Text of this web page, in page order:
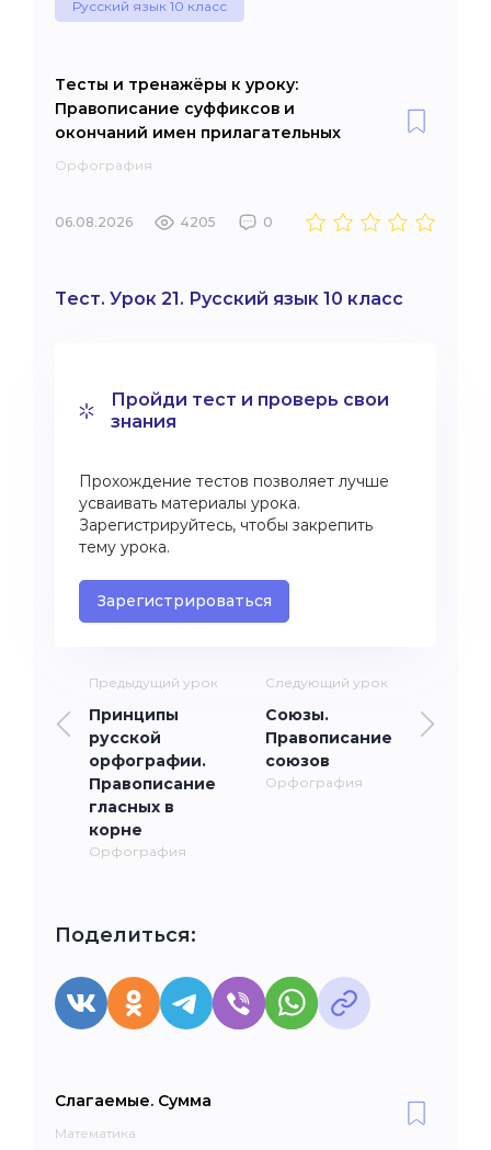
Русский язык 10 класс
Тесты и тренажёры к уроку:
Правописание суффиксов и
окончаний имен прилагательных
Орфография
06.08.2026 4205 0
Тест. Урок 21. Русский язык 10 класс
Пройди тест и проверь свои
знания
Прохождение тестов позволяет лучше
усваивать материалы урока.
Зарегистрируйтесь, чтобы закрепить
тему урока.
Зарегистрироваться
Предыдущий урок
Принципы
русской
орфографии.
Правописание
гласных в
корне
Орфография
Следующий урок
Союзы.
Правописание
союзов
Орфография
Поделиться:
Слагаемые. Сумма
Математика